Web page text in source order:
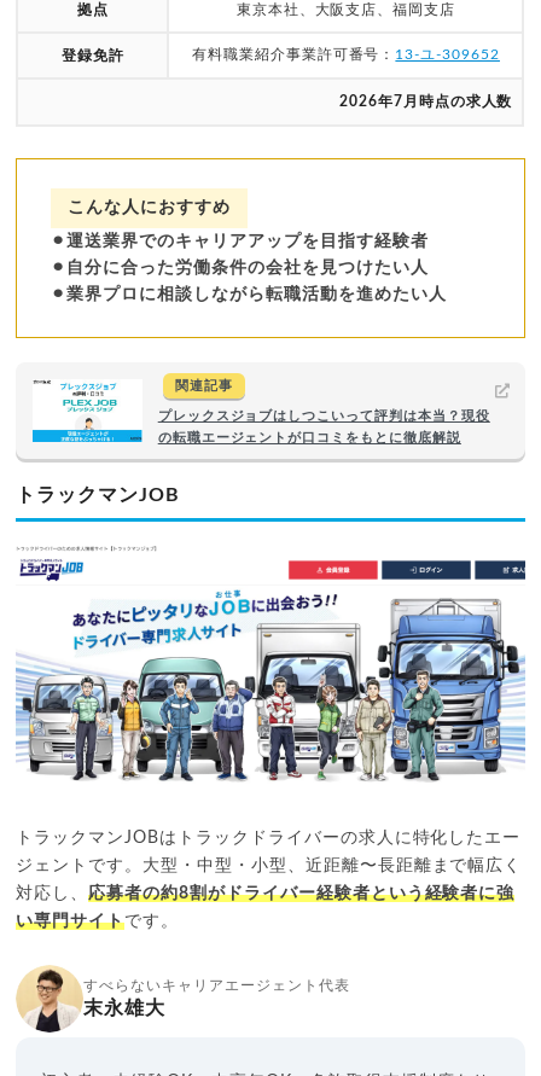
拠点
東京本社、大阪支店、福岡支店
登録免許 有料職業紹介事業許可番号： 13-ユ-309652
2026年7月時点の求人数
こんな人におすすめ
⚫︎運送業界でのキャリアアップを目指す経験者
⚫︎自分に合った労働条件の会社を見つけたい人
⚫︎業界プロに相談しながら転職活動を進めたい人
関連記事
プレックスジョブはしつこいって評判は本当？現役
の転職エージェントが口コミをもとに徹底解説
トラックマンJOB
トラックマンJOBはトラックドライバーの求人に特化したエー
ジェントです。大型・中型・小型、近距離〜長距離まで幅広く
対応し、応募者の約8割がドライバー経験者という経験者に強
い専門サイトです。
すべらないキャリアエージェント代表
末永雄大